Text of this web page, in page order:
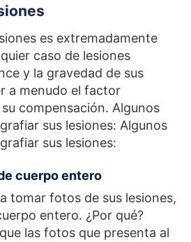
es extremadamente
caso de lesiones
y la gravedad de sus
a menudo el factor
compensación. Algunos
sus lesiones: Algunos
sus lesiones:
cuerpo entero
tomar fotos de sus lesiones,
entero. ¿Por qué?
las fotos que presenta al